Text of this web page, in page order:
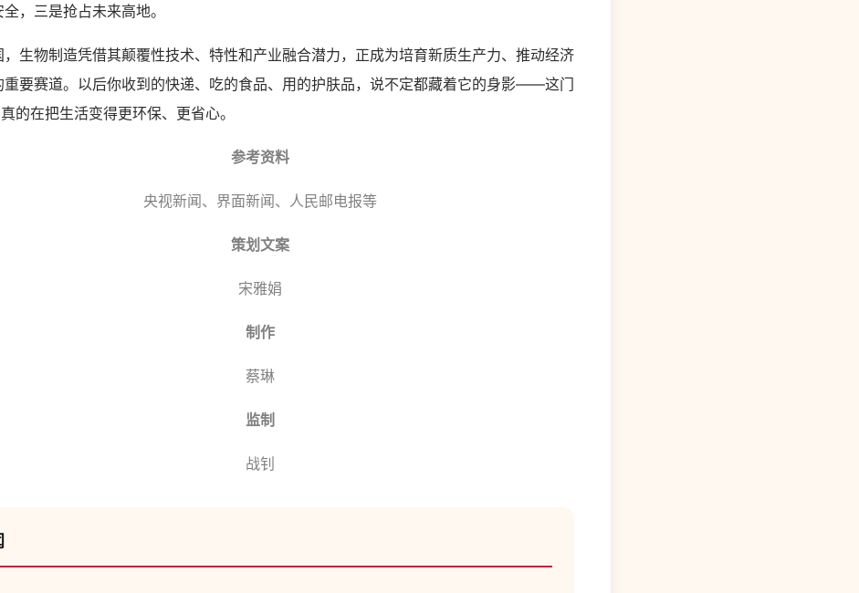
，三是抢占未来高地。
物制造凭借其颠覆性技术、特性和产业融合潜力，正成为培育新质生产力、推动经济
重要赛道。以后你收到的快递、吃的食品、用的护肤品，说不定都藏着它的身影——这门
的在把生活变得更环保、更省心。
参考资料
央视新闻、界面新闻、人民邮电报等
策划文案
宋雅娟
制作
蔡琳
监制
战钊